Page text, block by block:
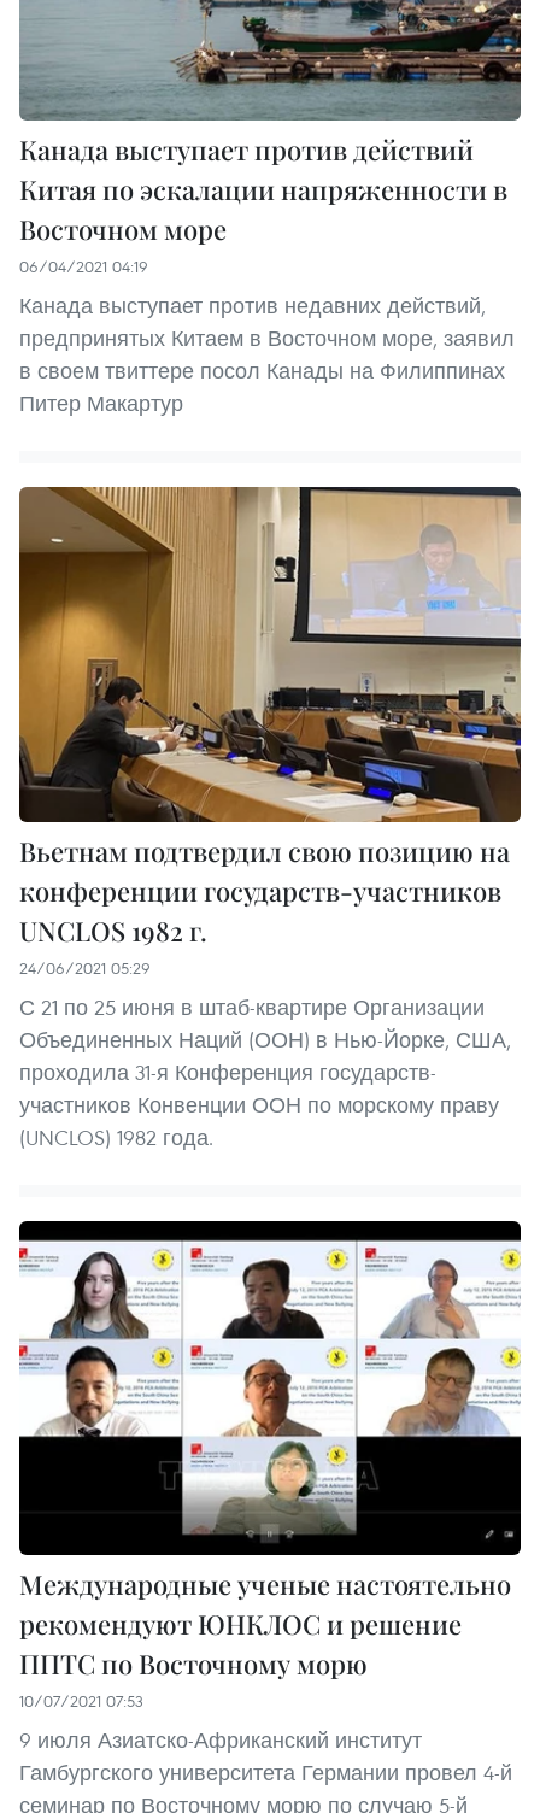
Канада выступает против действий
Китая по эскалации напряженности в
Восточном море
06/04/2021 04:19
Канада выступает против недавних действий,
предпринятых Китаем в Восточном море, заявил
в своем твиттере посол Канады на Филиппинах
Питер Макартур
Вьетнам подтвердил свою позицию на
конференции государств-участников
UNCLOS 1982 г.
24/06/2021 05:29
С 21 по 25 июня в штаб-квартире Организации
Объединенных Наций (ООН) в Нью-Йорке, США,
проходила 31-я Конференция государств-
участников Конвенции ООН по морскому праву
(UNCLOS) 1982 года.
Международные ученые настоятельно
рекомендуют ЮНКЛОС и решение
ППТС по Восточному морю
10/07/2021 07:53
9 июля Азиатско-Африканский институт
Гамбургского университета Германии провел 4-й
семинар по Восточному морю по случаю 5-й